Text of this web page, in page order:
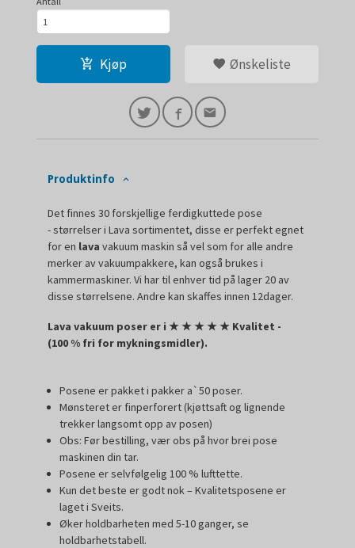
Kjøp Ønskeliste
Produktinfo
Det finnes 30 forskjellige ferdigkuttede pose
- størrelser i Lava sortimentet, disse er perfekt egnet
for en lava vakuum maskin så vel som for alle andre
merker av vakuumpakkere, kan også brukes i
kammermaskiner. Vi har til enhver tid på lager 20 av
disse størrelsene. Andre kan skaffes innen 12dager.
Lava vakuum poser er i★★★★★ Kvalitet -
(100 % fri for mykningsmidler).
Posene er pakket i pakker a`50 poser.
Mønsteret er finperforert (kjøttsaft og lignende
trekker langsomt opp av posen)
Obs: Før bestilling, vær obs på hvor brei pose
maskinen din tar.
Posene er selvfølgelig 100 % lufttette.
Kun det beste er godt nok – Kvalitetsposene er
laget i Sveits.
Øker holdbarheten med 5-10 ganger, se
holdbarhetstabell.